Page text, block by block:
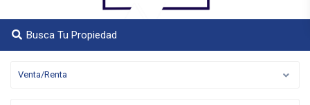
Busca Tu Propiedad
Venta/Renta